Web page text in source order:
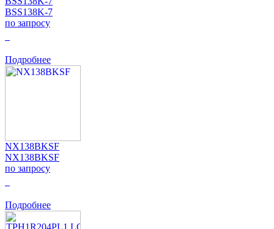
BSS138K-7
по запросу
Подробнее
NX138BKSF
NX138BKSF
по запросу
Подробнее